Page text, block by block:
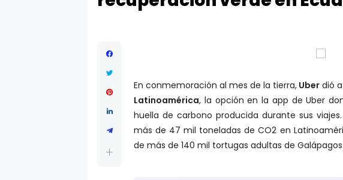
En conmemoración al mes de la tierra, Uber dió
Latinoamérica, la opción en la app de Uber
huella de carbono producida durante sus
más de 47 mil toneladas de CO2 en
de más de 140 mil tortugas adultas de Galápagos.